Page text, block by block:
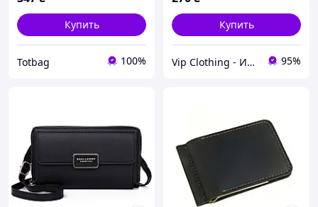
Купить
Totbag 100%
Купить
Vip Clothing - Интернет магазин брендовой одежды 95%